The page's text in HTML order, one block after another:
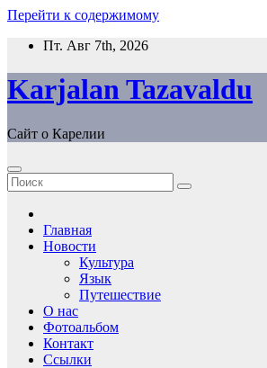
Перейти к содержимому
Пт. Авг 7th, 2026
Karjalan Tazavaldu
Сайт о Карелии
Главная
Новости
Культура
Язык
Путешествие
О нас
Фотоальбом
Контакт
Ссылки